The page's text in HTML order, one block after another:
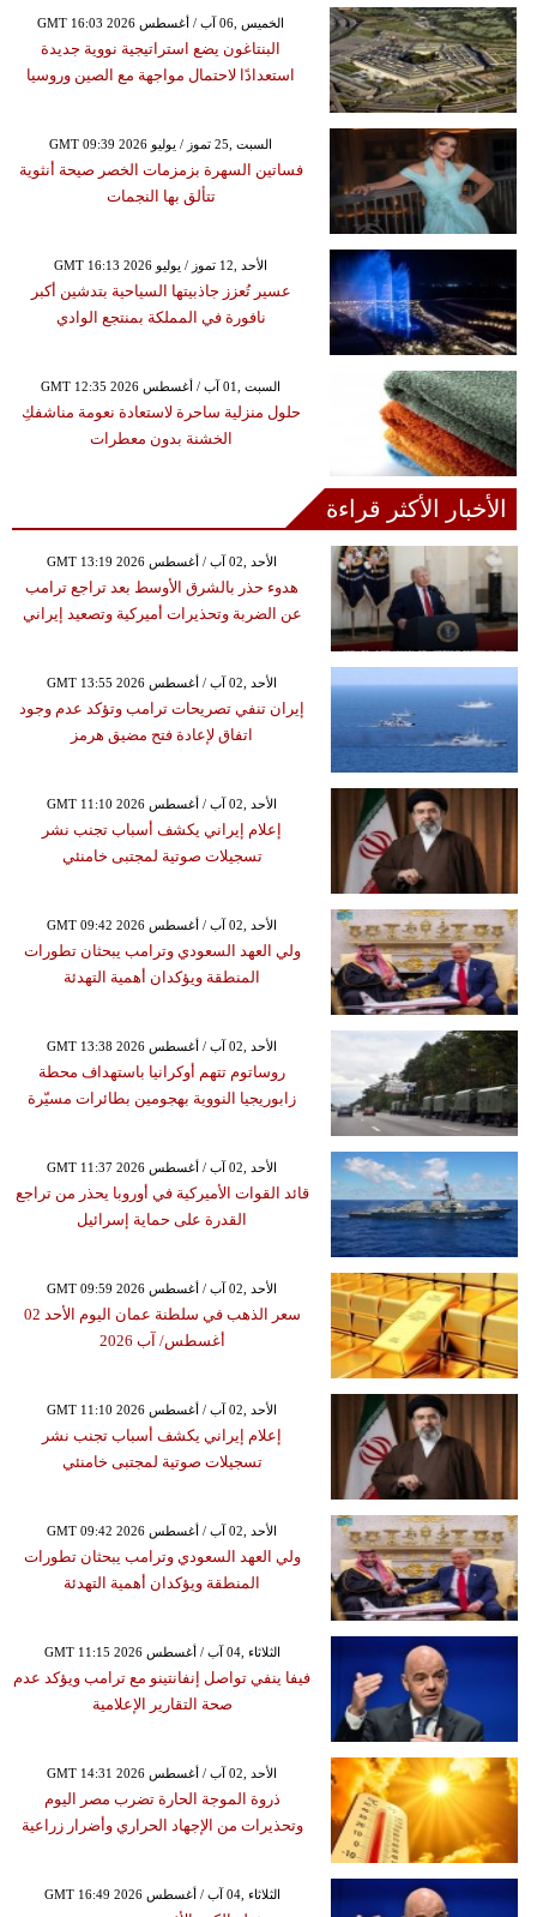
GMT 16:03 2026 الخميس ,06 آب / أغسطس
البنتاغون يضع استراتيجية نووية جديدة
استعدادًا لاحتمال مواجهة مع الصين وروسيا
GMT 09:39 2026 السبت ,25 تموز / يوليو
فساتين السهرة بزمزمات الخصر صيحة أنثوية
تتألق بها النجمات
GMT 16:13 2026 الأحد ,12 تموز / يوليو
عسير تُعزز جاذبيتها السياحية بتدشين أكبر
نافورة في المملكة بمنتجع الوادي
GMT 12:35 2026 السبت ,01 آب / أغسطس
حلول منزلية ساحرة لاستعادة نعومة مناشفكِ
الخشنة بدون معطرات
الأخبار الأكثر قراءة
GMT 13:19 2026 الأحد ,02 آب / أغسطس
هدوء حذر بالشرق الأوسط بعد تراجع ترامب
عن الضربة وتحذيرات أميركية وتصعيد إيراني
GMT 13:55 2026 الأحد ,02 آب / أغسطس
إيران تنفي تصريحات ترامب وتؤكد عدم وجود
اتفاق لإعادة فتح مضيق هرمز
GMT 11:10 2026 الأحد ,02 آب / أغسطس
إعلام إيراني يكشف أسباب تجنب نشر
تسجيلات صوتية لمجتبى خامنئي
GMT 09:42 2026 الأحد ,02 آب / أغسطس
ولي العهد السعودي وترامب يبحثان تطورات
المنطقة ويؤكدان أهمية التهدئة
GMT 13:38 2026 الأحد ,02 آب / أغسطس
روساتوم تتهم أوكرانيا باستهداف محطة
زابوريجيا النووية بهجومين بطائرات مسيّرة
GMT 11:37 2026 الأحد ,02 آب / أغسطس
قائد القوات الأميركية في أوروبا يحذر من تراجع
القدرة على حماية إسرائيل
GMT 09:59 2026 الأحد ,02 آب / أغسطس
سعر الذهب في سلطنة عمان اليوم الأحد 02
أغسطس/ آب 2026
GMT 11:10 2026 الأحد ,02 آب / أغسطس
إعلام إيراني يكشف أسباب تجنب نشر
تسجيلات صوتية لمجتبى خامنئي
GMT 09:42 2026 الأحد ,02 آب / أغسطس
ولي العهد السعودي وترامب يبحثان تطورات
المنطقة ويؤكدان أهمية التهدئة
GMT 11:15 2026 الثلاثاء ,04 آب / أغسطس
فيفا ينفي تواصل إنفانتينو مع ترامب ويؤكد عدم
صحة التقارير الإعلامية
GMT 14:31 2026 الأحد ,02 آب / أغسطس
ذروة الموجة الحارة تضرب مصر اليوم
وتحذيرات من الإجهاد الحراري وأضرار زراعية
GMT 16:49 2026 الثلاثاء ,04 آب / أغسطس